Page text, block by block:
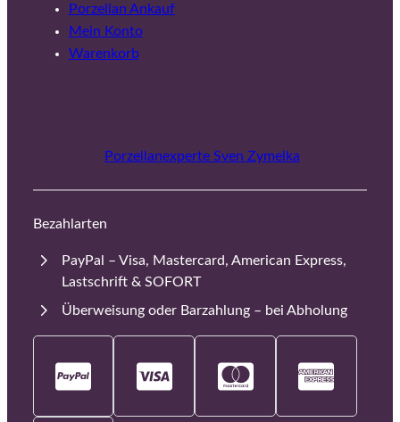
Porzellan Ankauf
Mein Konto
Warenkorb
Porzellanexperte Sven Zymelka
Bezahlarten
PayPal – Visa, Mastercard, American Express,
Lastschrift & SOFORT
Überweisung oder Barzahlung – bei Abholung